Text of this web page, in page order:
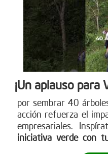
¡Un aplauso
por sembrar 40
acción refuerza el
empresariales.
iniciativa verde con